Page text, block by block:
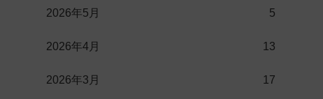
2026年5月 5
2026年4月 13
2026年3月 17